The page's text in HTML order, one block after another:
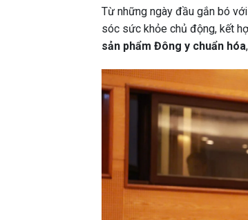
Từ những ngày đầu gắn bó
sóc sức khỏe chủ động, kết
sản phẩm Đông y chuẩn hóa